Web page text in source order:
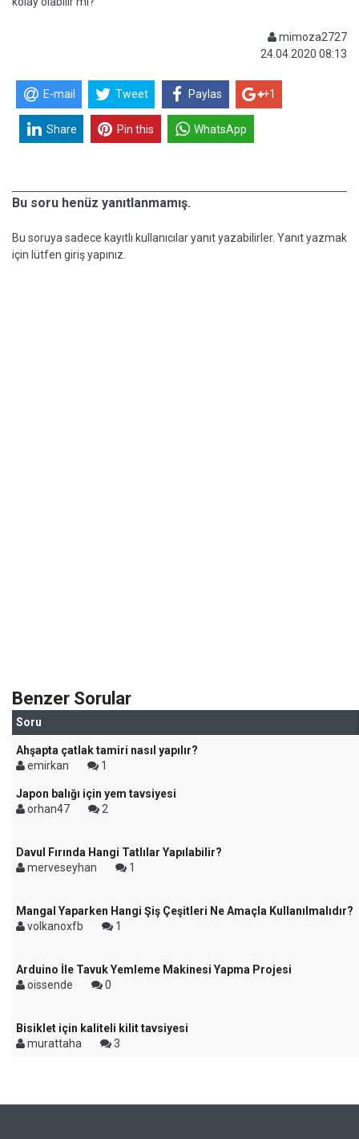
mimoza2727
24.04.2020 08:13
E-mail Tweet Paylas +1
Share Pin this WhatsApp
Bu soru henüz yanıtlanmamış.
Bu soruya sadece kayıtlı kullanıcılar yanıt yazabilirler. Yanıt yazmak
için lütfen giriş yapınız.
Benzer Sorular
Soru
Ahşapta çatlak tamiri nasıl yapılır?
emirkan
1
Japon balığı için yem tavsiyesi
orhan47
2
Davul Fırında Hangi Tatlılar Yapılabilir?
merveseyhan
1
Mangal Yaparken Hangi Şiş Çeşitleri Ne Amaçla Kullanılmalıdır?
volkanoxfb
1
Arduino İle Tavuk Yemleme Makinesi Yapma Projesi
oissende
0
Bisiklet için kaliteli kilit tavsiyesi
murattaha
3